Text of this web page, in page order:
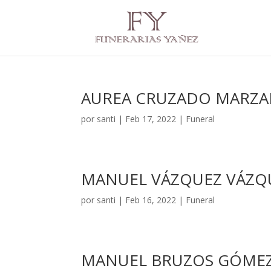
AUREA CRUZADO
por santi | Feb 17, 2022 | Funeral
MANUEL VÁZQUEZ
por santi | Feb 16, 2022 | Funeral
MANUEL BRUZOS